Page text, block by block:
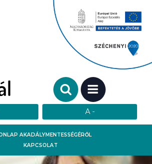
AKADÁLYMENTESSÉGÉRŐL
KAPCSOLAT
Keresendő szó:
MENÜ